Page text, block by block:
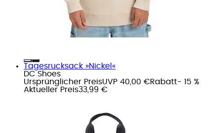
Tagesrucksack »Nickel«
DC Shoes
Ursprünglicher PreisUVP 40,00 €Rabatt- 15 %
Aktueller Preis33,99 €